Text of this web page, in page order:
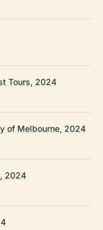
Tours, 2024
of Melbourne, 2024
2024